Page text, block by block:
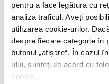
pentru a face legătura cu
analiza traficul. Aveți
utilizarea cookie-urilor.
despre fiecare categorie în
butonul „ afișare“. În cazul
ului, sunteți de acord cu
cookie.